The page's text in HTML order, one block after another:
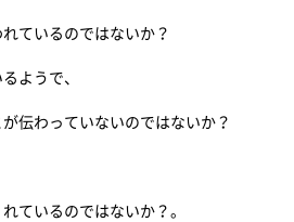
ているのではないか？
ようで、
伝わっていないのではないか？
ているのではないか？。